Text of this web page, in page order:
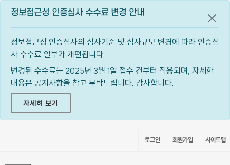
정보접근성 인증심사 수수료 변경 안내
정보접근성 인증심사의 심사기준 및 심사규모 변경에 따라 인증심
사 수수료 일부가 개편됩니다.
변경된 수수료는 2025년 3월 1일 접수 건부터 적용되며, 자세한
내용은 공지사항을 참고 부탁드립니다. 감사합니다.
자세히 보기
공지
로그인 회원가입 사이트맵